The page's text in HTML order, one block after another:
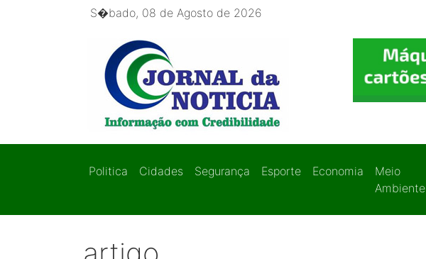
S�bado, 08 de Agosto de 2026
Politica Cidades Segurança Esporte Economia
Meio
Ambiente